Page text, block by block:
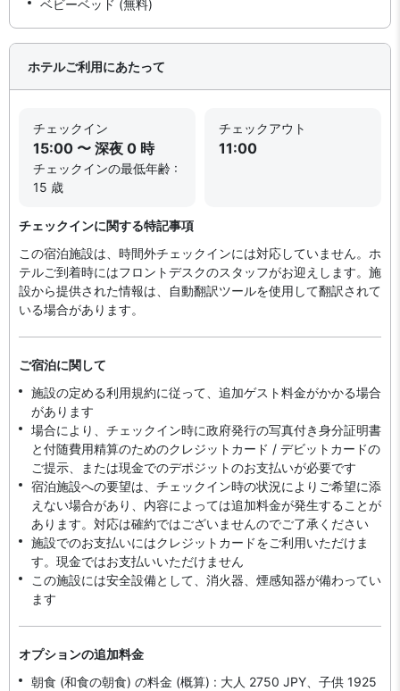
ベビーベッド (無料)
ホテルご利用にあたって
チェックイン
15:00 〜 深夜 0 時
チェックインの最低年齢 :
15 歳
チェックアウト
11:00
チェックインに関する特記事項
この宿泊施設は、時間外チェックインには対応していません。ホ
テルご到着時にはフロントデスクのスタッフがお迎えします。施
設から提供された情報は、自動翻訳ツールを使用して翻訳されて
いる場合があります。
ご宿泊に関して
施設の定める利用規約に従って、追加ゲスト料金がかかる場合
があります
場合により、チェックイン時に政府発行の写真付き身分証明書
と付随費用精算のためのクレジットカード / デビットカードの
ご提示、または現金でのデポジットのお支払いが必要です
宿泊施設への要望は、チェックイン時の状況によりご希望に添
えない場合があり、内容によっては追加料金が発生することが
あります。対応は確約ではございませんのでご了承ください
施設でのお支払いにはクレジットカードをご利用いただけま
す。現金ではお支払いいただけません
この施設には安全設備として、消火器、煙感知器が備わってい
ます
オプションの追加料金
朝食 (和食の朝食) の料金 (概算) : 大人 2750 JPY、子供 1925